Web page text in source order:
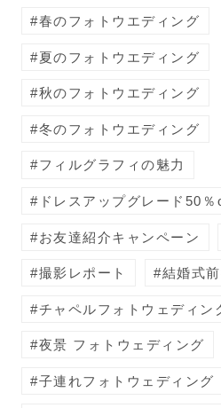
春のフォトウエディング
夏のフォトウエディング
秋のフォトウエディング
冬のフォトウエディング
フィルグラフィの魅力
ドレスアップグレード50
お友達紹介キャンペーン
撮影レポート 結婚式前
チャペルフォトウェディン
夜景 フォトウェディング
子連れフォトウェディング